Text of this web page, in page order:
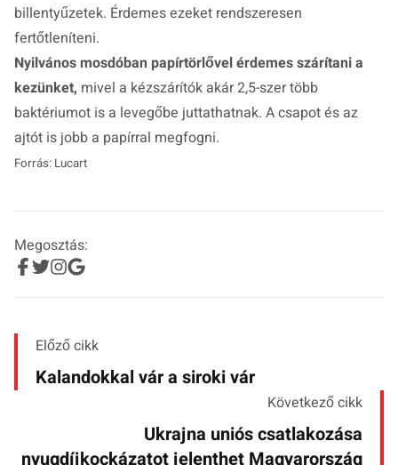
billentyűzetek. Érdemes ezeket rendszeresen
fertőtleníteni.
Nyilvános mosdóban papírtörlővel érdemes szárítani a
kezünket, mivel a kézszárítók akár 2,5-szer több
baktériumot is a levegőbe juttathatnak. A csapot és az
ajtót is jobb a papírral megfogni.
Forrás: Lucart
Megosztás:
Előző cikk
Kalandokkal vár a siroki vár
Következő cikk
Ukrajna uniós csatlakozása
nyugdíjkockázatot jelenthet Magyarország